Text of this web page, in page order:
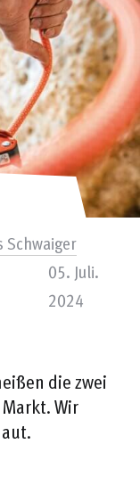
05. Juli.
2024
Schwaiger
die zwei
Wir